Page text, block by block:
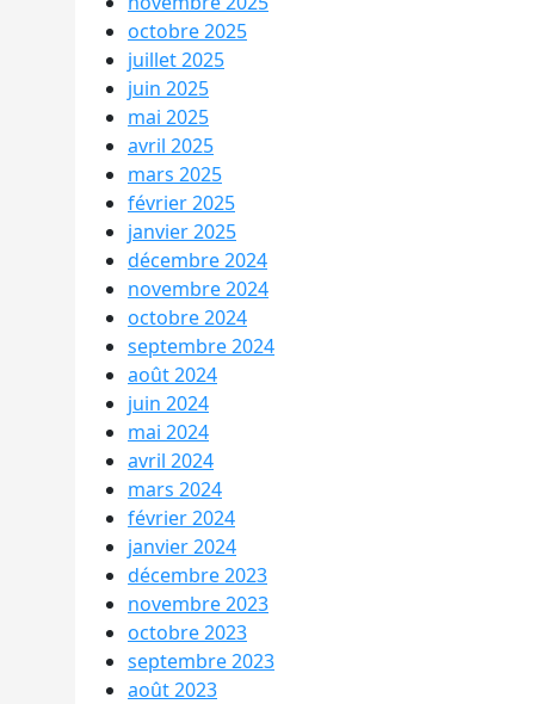
octobre 2025
juillet 2025
juin 2025
mai 2025
avril 2025
mars 2025
février 2025
janvier 2025
décembre 2024
novembre 2024
octobre 2024
septembre 2024
août 2024
juin 2024
mai 2024
avril 2024
mars 2024
février 2024
janvier 2024
décembre 2023
novembre 2023
octobre 2023
septembre 2023
août 2023